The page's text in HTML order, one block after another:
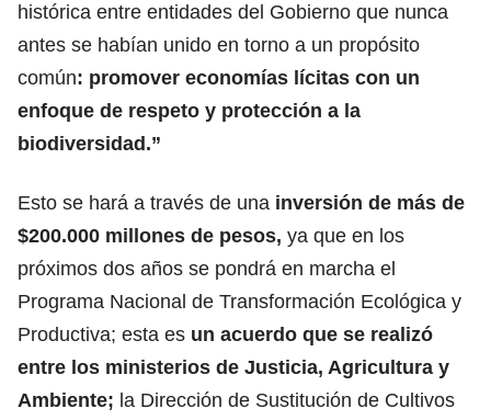
histórica entre entidades del Gobierno que nunca
antes se habían unido en torno a un propósito
común: promover economías lícitas con un
enfoque de respeto y protección a la
biodiversidad.”
Esto se hará a través de una inversión de más de
$200.000 millones de pesos, ya que en los
próximos dos años se pondrá en marcha el
Programa Nacional de Transformación Ecológica y
Productiva; esta es un acuerdo que se realizó
entre los ministerios de Justicia, Agricultura y
Ambiente; la Dirección de Sustitución de Cultivos